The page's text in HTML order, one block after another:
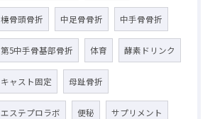
橈骨頭骨折 中足骨骨折 中手骨骨折
第5中手骨基部骨折 体育 酵素ドリンク
キャスト固定 母趾骨折
エステプロラボ 便秘 サプリメント